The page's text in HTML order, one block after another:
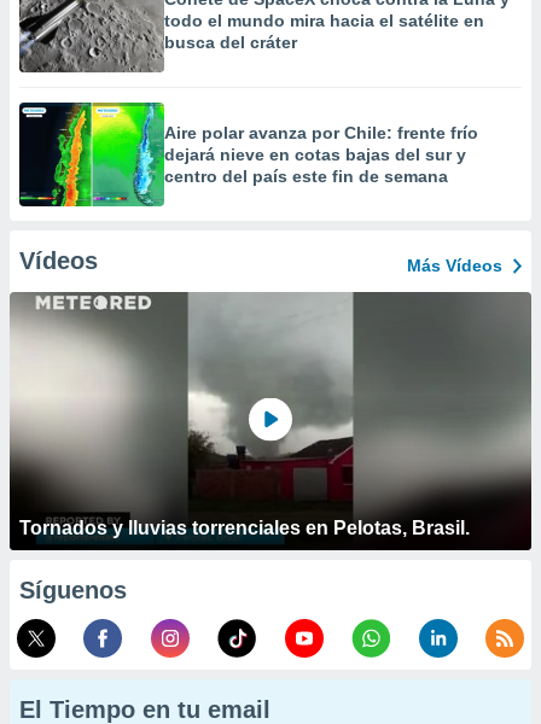
todo el mundo mira hacia el satélite en
busca del cráter
Aire polar avanza por Chile: frente frío
dejará nieve en cotas bajas del sur y
centro del país este fin de semana
Vídeos Más Vídeos
Tornados y lluvias torrenciales en Pelotas, Brasil.
Síguenos
El Tiempo en tu email